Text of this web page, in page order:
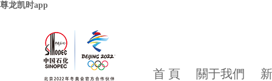
尊龙凯时app
首 頁 關于我們